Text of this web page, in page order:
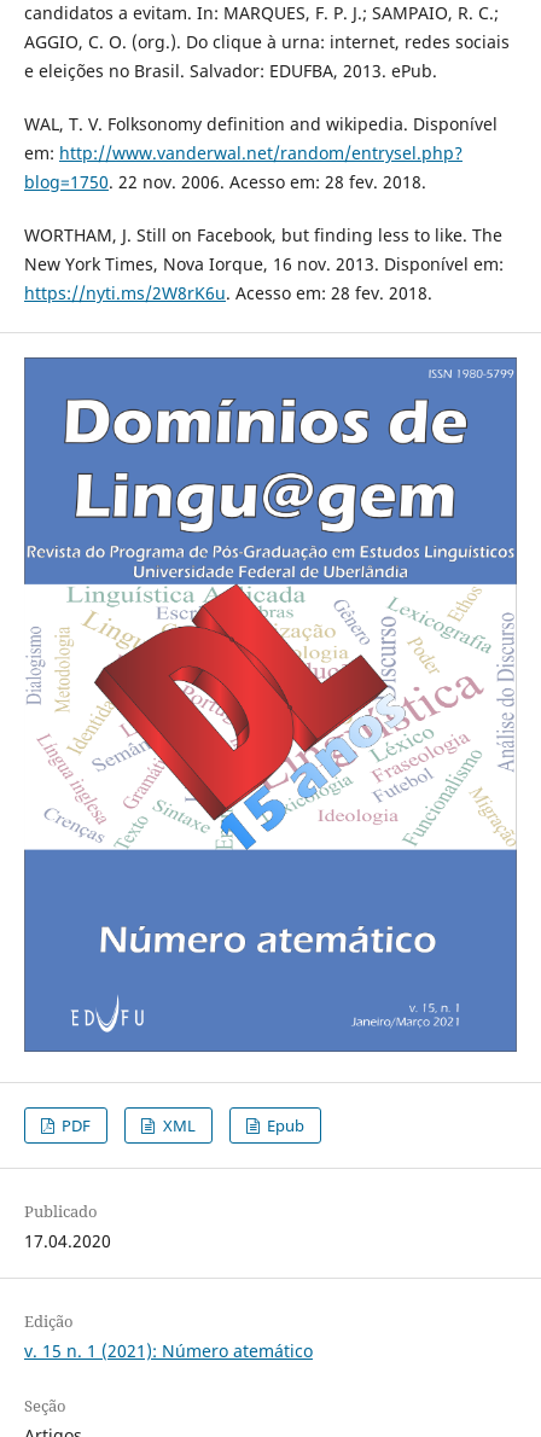
candidatos a evitam. In: MARQUES, F. P. J.; SAMPAIO, R. C.;
AGGIO, C. O. (org.). Do clique à urna: internet, redes sociais
e eleições no Brasil. Salvador: EDUFBA, 2013. ePub.
WAL, T. V. Folksonomy definition and wikipedia. Disponível
em: http://www.vanderwal.net/random/entrysel.php?
blog=1750. 22 nov. 2006. Acesso em: 28 fev. 2018.
WORTHAM, J. Still on Facebook, but finding less to like. The
New York Times, Nova Iorque, 16 nov. 2013. Disponível em:
https://nyti.ms/2W8rK6u. Acesso em: 28 fev. 2018.
PDF XML Epub
Publicado
17.04.2020
Edição
v. 15 n. 1 (2021): Número atemático
Seção